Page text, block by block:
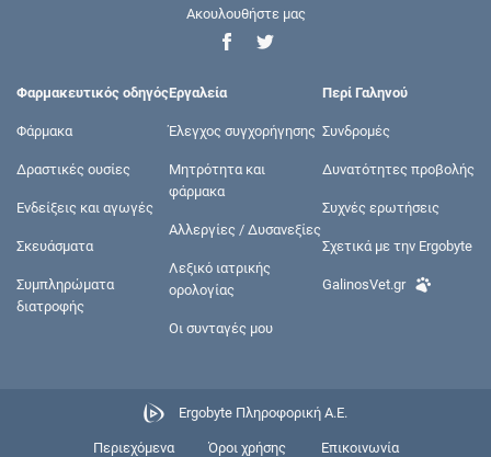
Ακουλουθήστε μας
Φαρμακευτικός οδηγός
Φάρμακα
Δραστικές ουσίες
Ενδείξεις και αγωγές
Σκευάσματα
Συμπληρώματα
διατροφής
Εργαλεία
Έλεγχος συγχορήγησης
Μητρότητα και
φάρμακα
Αλλεργίες / Δυσανεξίες
Λεξικό ιατρικής
ορολογίας
Οι συνταγές μου
Περί Γαληνού
Συνδρομές
Δυνατότητες προβολής
Συχνές ερωτήσεις
Σχετικά με την Ergobyte
GalinosVet.gr
Ergobyte Πληροφορική Α.Ε.
Περιεχόμενα Όροι χρήσης Επικοινωνία